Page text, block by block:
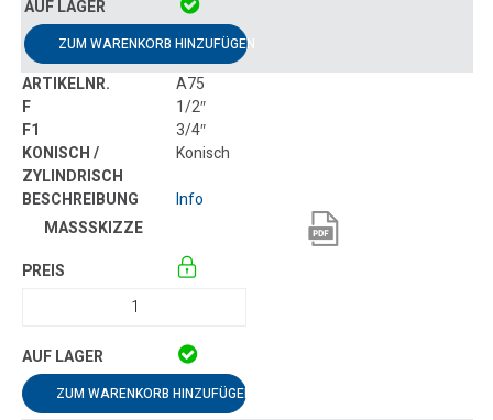
ZUM WARENKORB HINZUFÜGEN
A75
1/2″
3/4″
Konisch
Info
ZUM WARENKORB HINZUFÜGEN